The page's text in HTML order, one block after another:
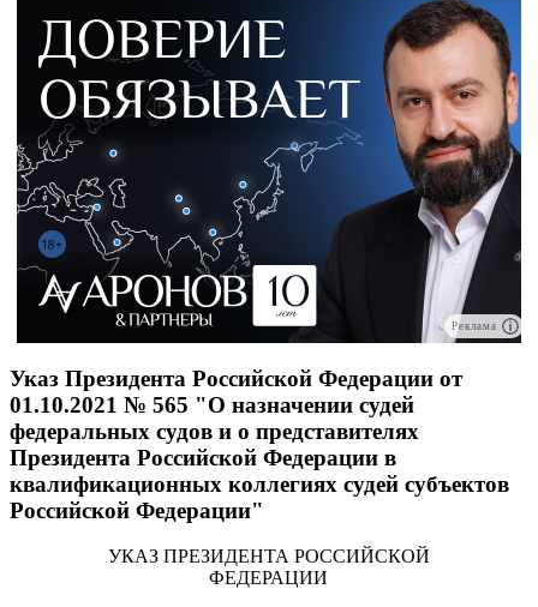
Реклама
Указ Президента Российской Федерации от
01.10.2021 № 565 "О назначении судей
федеральных судов и о представителях
Президента Российской Федерации в
квалификационных коллегиях судей субъектов
Российской Федерации"
УКАЗ ПРЕЗИДЕНТА РОССИЙСКОЙ
ФЕДЕРАЦИИ